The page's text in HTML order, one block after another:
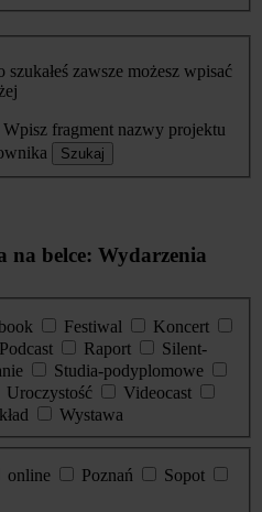
szukałeś zawsze możesz wpisać
Wpisz fragment nazwy projektu
Szukaj
belce: Wydarzenia
Festiwal
Koncert
Podcast Raport
Silent-
Studia-podyplomowe
Uroczystość
Videocast
Wystawa
online Poznań
Sopot